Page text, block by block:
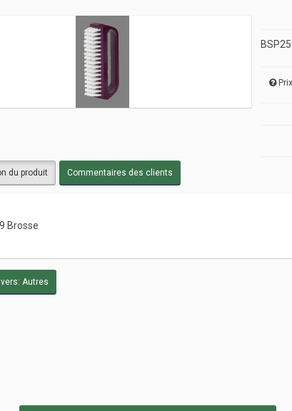
du produit Commentaires des clients
Brosse
Autres